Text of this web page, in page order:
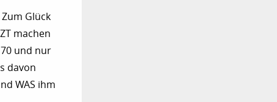
Glück
machen
und nur
davon
WAS ihm